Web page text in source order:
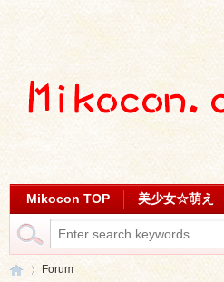
Mikocon TOP 美少女☆萌え
Forum